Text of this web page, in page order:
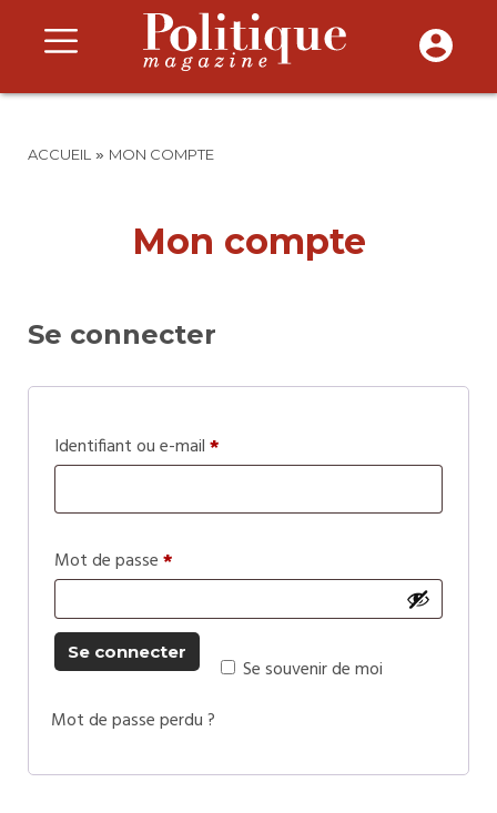
ACCUEIL » MON COMPTE
Mon compte
Se connecter
Identifiant ou e-mail*
Mot de passe*
Se souvenir de moi
Se connecter
Mot de passe perdu ?